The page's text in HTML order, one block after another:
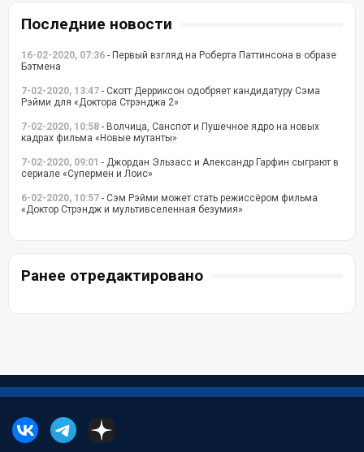
Последние новости
16-02-2020, 07:36 - Первый взгляд на Роберта Паттинсона в образе
Бэтмена
7-02-2020, 13:47 - Скотт Дерриксон одобряет кандидатуру Сэма
Рэйми для «Доктора Стрэнджа 2»
7-02-2020, 10:58 - Волчица, Санспот и Пушечное ядро на новых
кадрах фильма «Новые мутанты»
7-02-2020, 09:01 - Джордан Эльзасс и Александр Гарфин сыграют в
сериале «Супермен и Лоис»
6-02-2020, 10:57 - Сэм Рэйми может стать режиссёром фильма
«Доктор Стрэндж и мультивселенная безумия»
Ранее отредактировано